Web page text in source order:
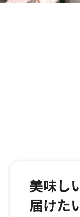
美味し
届けた